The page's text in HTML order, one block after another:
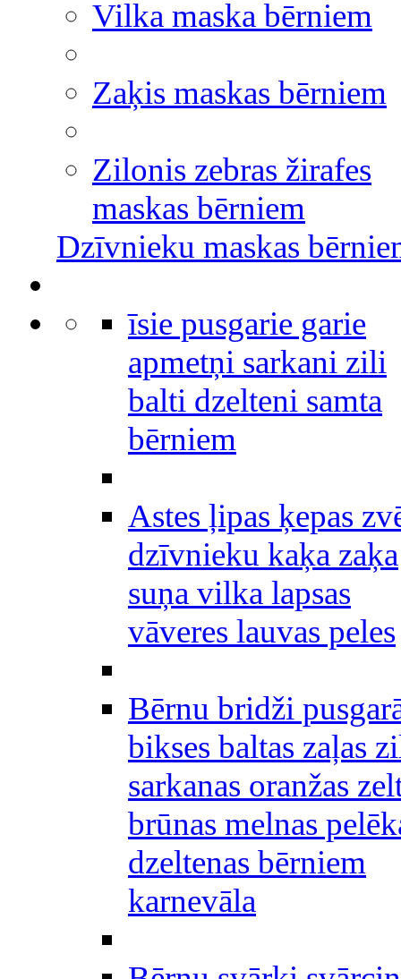
Vilka maska bērniem
Zaķis maskas bērniem
Zilonis zebras žirafes
maskas bērniem
Dzīvnieku maskas
īsie pusgarie garie
apmetņi sarkani zili
balti dzelteni samta
bērniem
Astes ļipas ķepas
dzīvnieku kaķa zaķa
suņa vilka lapsas
vāveres lauvas peles
Bērnu bridži
bikses baltas zaļas
sarkanas oranžas
brūnas melnas
dzeltenas bērniem
karnevāla